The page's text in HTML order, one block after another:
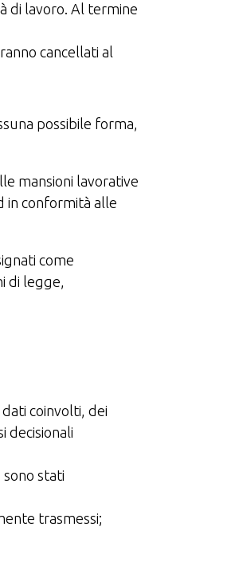
di lavoro. Al termine
cancellati al
possibile forma,
mansioni lavorative
in conformità alle
come
di legge,
coinvolti, dei
decisionali
stati
trasmessi;